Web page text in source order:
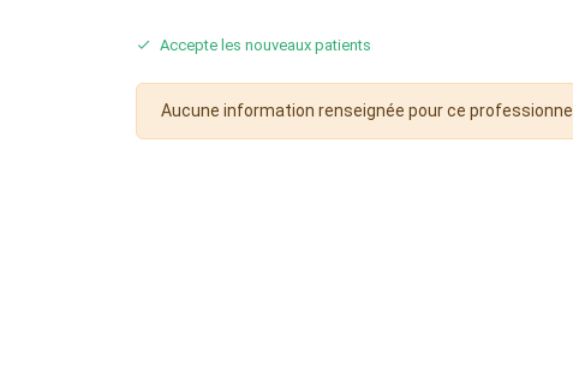
Accepte les nouveaux patients
Aucune information renseignée pour ce professionnel.